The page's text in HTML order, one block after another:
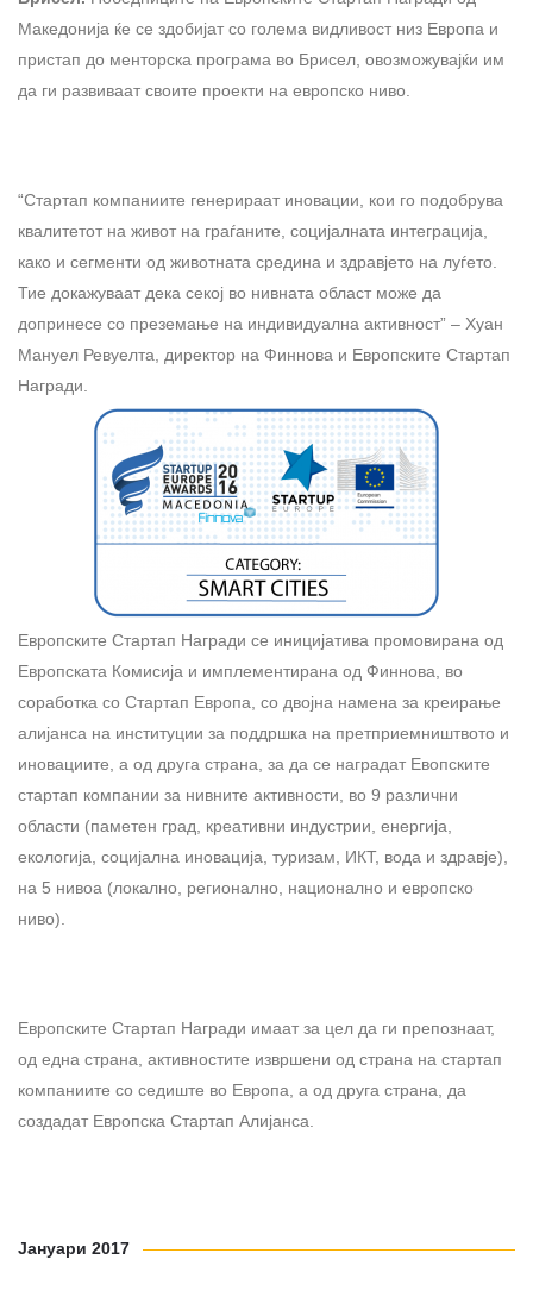
Македонија ќе се здобијат со голема видливост низ Европа и
пристап до менторска програма во Брисел, овозможувајќи им
да ги развиваат своите проекти на европско ниво.
“Стартап компаниите генерираат иновации, кои го подобрува
квалитетот на живот на граѓаните, социјалната интеграција,
како и сегменти од животната средина и здравјето на луѓето.
Тие докажуваат дека секој во нивната област може да
допринесе со преземање на индивидуална активност” – Хуан
Мануел Ревуелта, директор на Финнова и Европските Стартап
Награди.
Европските Стартап Награди се иницијатива промовирана од
Европската Комисија и имплементирана од Финнова, во
соработка со Стартап Европа, со двојна намена за креирање
алијанса на институции за поддршка на претприемништвото и
иновациите, а од друга страна, за да се наградат Евопските
стартап компании за нивните активности, во 9 различни
области (паметен град, креативни индустрии, енергија,
екологија, социјална иновација, туризам, ИКТ, вода и здравје),
на 5 нивоа (локално, регионално, национално и европско
ниво).
Европските Стартап Награди имаат за цел да ги препознаат,
од една страна, активностите извршени од страна на стартап
компаниите со седиште во Европа, а од друга страна, да
создадат Европска Стартап Алијанса.
Јануари 2017